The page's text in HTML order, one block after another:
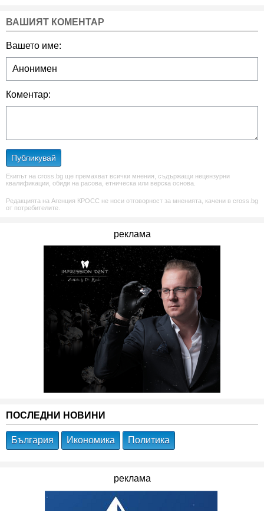
ВАШИЯТ КОМЕНТАР
Вашето име:
Коментар:
Публикувай
Екипът на cross.bg ще премахват всички мнения, съдържащи нецензурни
квалификации, обиди на расова, етническа или верска основа.
Редакцията на Агенция КРОСС не носи отговорност за мненията, качени в cross.bg
от потребителите.
реклама
ПОСЛЕДНИ НОВИНИ
България Икономика Политика
реклама